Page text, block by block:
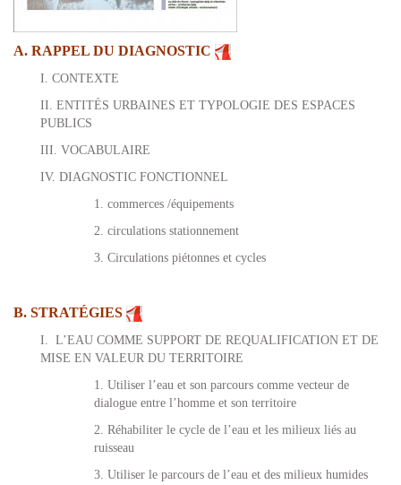
A. RAPPEL DU DIAGNOSTIC
I. CONTEXTE
II. ENTITÉS URBAINES ET TYPOLOGIE DES ESPACES
PUBLICS
III. VOCABULAIRE
IV. DIAGNOSTIC FONCTIONNEL
1. commerces /équipements
2. circulations stationnement
3. Circulations piétonnes et cycles
B. STRATÉGIES
I. L’EAU COMME SUPPORT DE REQUALIFICATION ET DE
MISE EN VALEUR DU TERRITOIRE
1. Utiliser l’eau et son parcours comme vecteur de
dialogue entre l’homme et son territoire
2. Réhabiliter le cycle de l’eau et les milieux liés au
ruisseau
3. Utiliser le parcours de l’eau et des milieux humides